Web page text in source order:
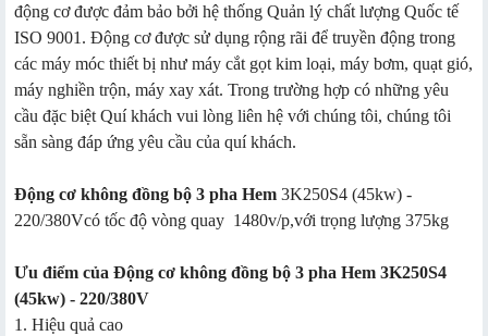
động cơ được đảm bảo bởi hệ thống Quản lý chất lượng Quốc tế
ISO 9001. Động cơ được sử dụng rộng rãi để truyền động trong
các máy móc thiết bị như máy cắt gọt kim loại, máy bơm, quạt gió,
máy nghiền trộn, máy xay xát. Trong trường hợp có những yêu
cầu đặc biệt Quí khách vui lòng liên hệ với chúng tôi, chúng tôi
sẵn sàng đáp ứng yêu cầu của quí khách.
Động cơ không đồng bộ 3 pha Hem 3K250S4 (45kw) -
220/380Vcó tốc độ vòng quay 1480v/p,với trọng lượng 375kg
Ưu điểm của Động cơ không đồng bộ 3 pha Hem 3K250S4
(45kw) - 220/380V
1. Hiệu quả cao